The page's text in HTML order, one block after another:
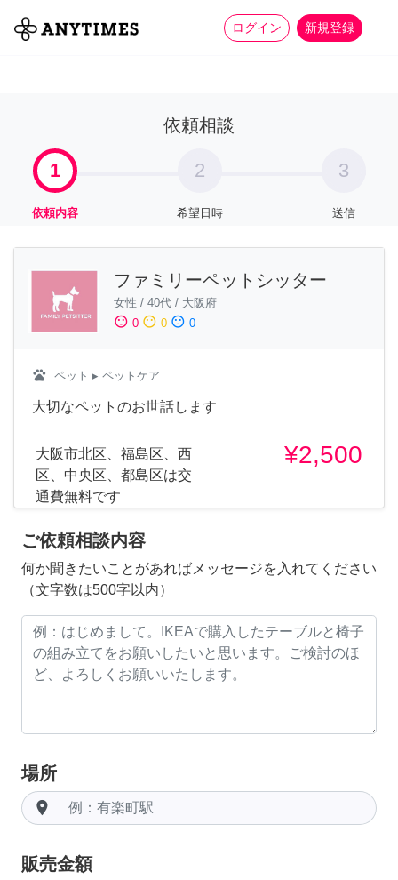
ログイン 新規登録
全て 家事 more_horiz
依頼相談
1
依頼内容
2
希望日時
3
送信
ファミリーペットシッター
女性 / 40代 / 大阪府
sentiment_satisfied 0 sentiment_neutral 0 sentiment_dissatisfied 0
pets ペット ▸ ペットケア
大切なペットのお世話します
大阪市北区、福島区、西
区、中央区、都島区は交
通費無料です
¥2,500
ご依頼相談内容
何か聞きたいことがあればメッセージを入れてください
（文字数は500字以内）
場所
room
販売金額